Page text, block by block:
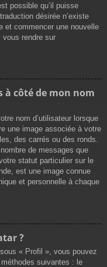
possible qu’il puisse
désirée n’existe
et commencer une nouvelle
vous rendre sur
à côté de mon nom
nom d’utilisateur lorsque
une image associée à votre
des carrés ou des ronds.
de messages que
statut particulier sur le
est une image connue
et personnelle à chaque
?
« Profil », vous pouvez
suivantes : le